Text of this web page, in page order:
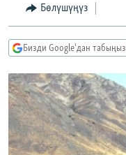
ЭКСПЕРТТЕР ТАЛДАЙТ
ДАНИСТЕ
ЭЖЕ-СИҢДИЛЕР
АЗАТТЫК+
ЫҢГАЙСЫЗ СУРООЛОР
ӨЗГӨЧӨ ПИКИР
Русский
ОНЛАЙН ШЕРИНЕ
Бөлүшүңүз
Бизди Google'дан табыңыз